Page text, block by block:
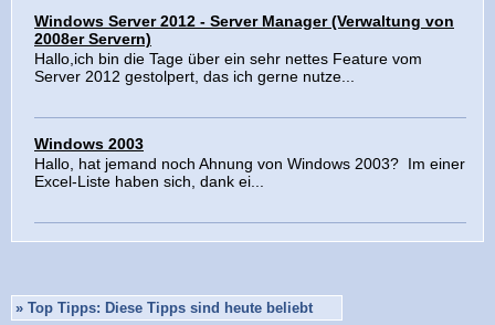
Windows Server 2012 - Server Manager (Verwaltung von
2008er Servern)
Hallo,ich bin die Tage über ein sehr nettes Feature vom
Server 2012 gestolpert, das ich gerne nutze...
Windows 2003
Hallo, hat jemand noch Ahnung von Windows 2003? Im einer
Excel-Liste haben sich, dank ei...
» Top Tipps: Diese Tipps sind heute beliebt